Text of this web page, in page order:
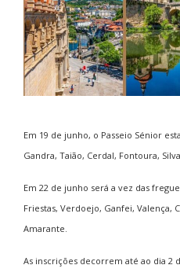
Em 19 de junho, o Passeio Sénior
Gandra, Taião, Cerdal, Fontoura,
Em 22 de junho será a vez das
Friestas, Verdoejo, Ganfei, Valença,
Amarante.
As inscrições decorrem até ao dia 2